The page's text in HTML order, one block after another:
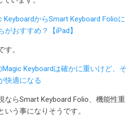
KeyboardからSmart Keyboard Folioに
おすすめ？【iPad】
。
Magic Keyboardは確かに重いけど、そ
快適になる
ならSmart Keyboard Folio、機能性重
いう事になりそうです。